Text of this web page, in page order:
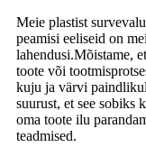
Meie plastist
peamisi eeliseid on
lahendusi.Mõistame,
toote või
kuju ja värvi
suurust, et see sobiks
oma toote ilu
teadmised.